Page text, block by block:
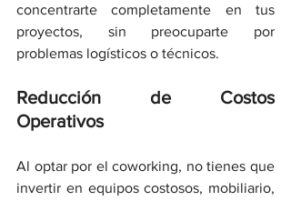
concentrarte completamente en tus
proyectos, sin preocuparte por
problemas logísticos o técnicos.
Reducción de Costos
Operativos
Al optar por el coworking, no tienes que
invertir en equipos costosos, mobiliario,